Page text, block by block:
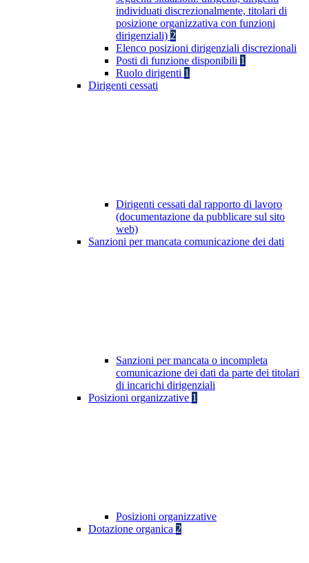
individuati discrezionalmente, titolari di
posizione organizzativa con funzioni
dirigenziali) 2
Elenco posizioni dirigenziali discrezionali
Posti di funzione disponibili 1
Ruolo dirigenti 1
Dirigenti cessati
Dirigenti cessati dal rapporto di lavoro
(documentazione da pubblicare sul sito
web)
Sanzioni per mancata comunicazione dei dati
Sanzioni per mancata o incompleta
comunicazione dei dati da parte dei titolari
di incarichi dirigenziali
Posizioni organizzative 1
Posizioni organizzative
Dotazione organica 2